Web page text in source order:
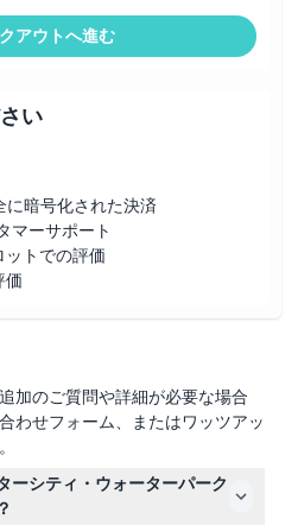
アウトへ進む
い
に暗号化された決済
マーサポート
トでの評価
価
加のご質問や詳細が必要な場合
わせフォーム、またはワッツアッ
ーシティ・ウォーターパーク